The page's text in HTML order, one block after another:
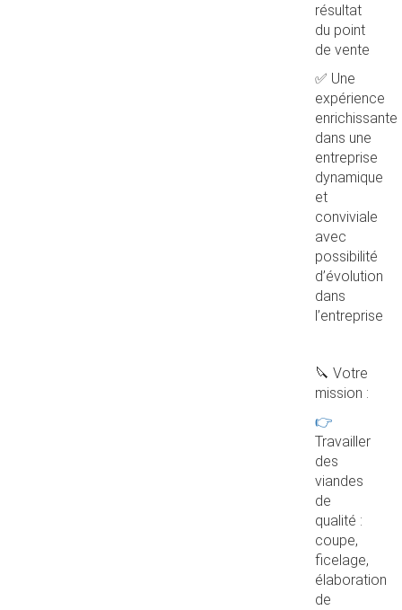
résultat
du point
de vente
✅ Une
expérience
enrichissante
dans une
entreprise
dynamique
et
conviviale
avec
possibilité
d’évolution
dans
l’entreprise
🔪 Votre
mission :
👉
Travailler
des
viandes
de
qualité :
coupe,
ficelage,
élaboration
de